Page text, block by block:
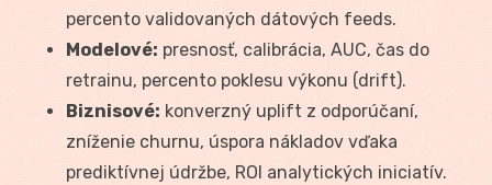
percento validovaných dátových feeds.
Modelové: presnosť, calibrácia, AUC, čas do
retrainu, percento poklesu výkonu (drift).
Biznisové: konverzný uplift z odporúčaní,
zníženie churnu, úspora nákladov vďaka
prediktívnej údržbe, ROI analytických iniciatív.